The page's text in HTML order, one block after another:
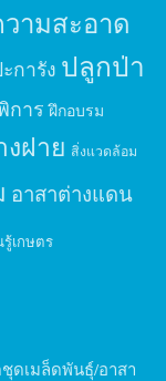
ามสะอาด
การัง ปลูกป่า
การ ฝึกอบรม
งฝาย สิ่งแวดล้อม
อาสาต่างแดน
รู้เกษตร
ดเมล็ดพันธุ์/อาสา